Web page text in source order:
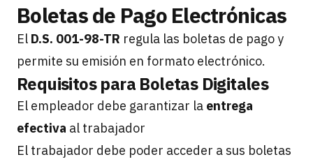
Boletas de Pago Electrónicas
El D.S. 001-98-TR regula las boletas de pago y
permite su emisión en formato electrónico.
Requisitos para Boletas Digitales
El empleador debe garantizar la entrega
efectiva al trabajador
El trabajador debe poder acceder a sus boletas